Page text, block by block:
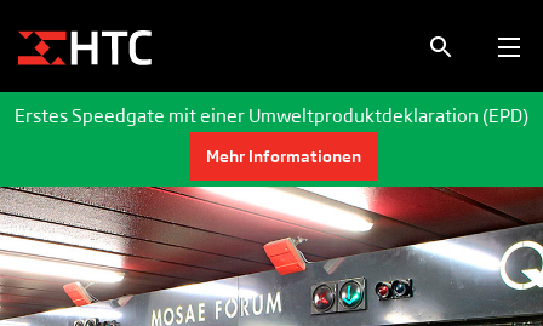
Erstes Speedgate mit einer Umweltproduktdeklaration (EPD)
Mehr Informationen